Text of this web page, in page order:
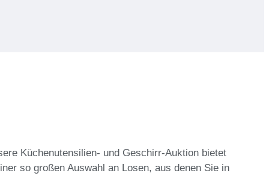
Küchenutensilien- und Geschirr-Auktion bietet
so großen Auswahl an Losen, aus denen Sie in